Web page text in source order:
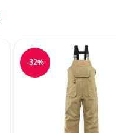
-32%